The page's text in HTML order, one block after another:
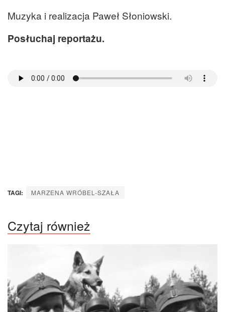
Muzyka i realizacja Paweł Słoniowski.
Posłuchaj reportażu.
TAGI: MARZENA WRÓBEL-SZAŁA
Czytaj również